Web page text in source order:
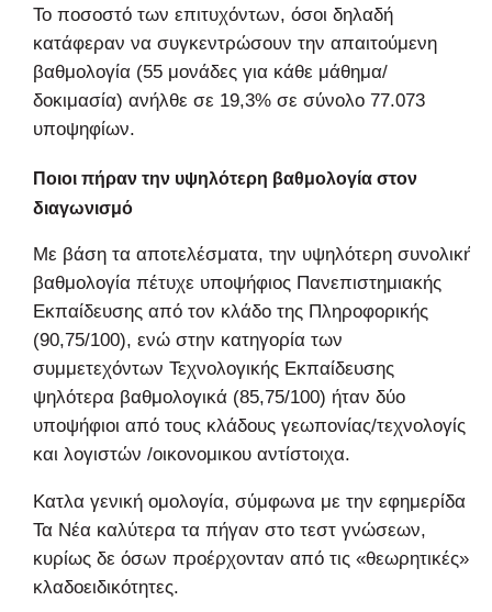
Το ποσοστό των επιτυχόντων, όσοι δηλαδή
κατάφεραν να συγκεντρώσουν την απαιτούμενη
βαθμολογία (55 μονάδες για κάθε μάθημα/
δοκιμασία) ανήλθε σε 19,3% σε σύνολο 77.073
υποψηφίων.
Ποιοι πήραν την υψηλότερη βαθμολογία στον
διαγωνισμό
Με βάση τα αποτελέσματα, την υψηλότερη συνολική
βαθμολογία πέτυχε υποψήφιος Πανεπιστημιακής
Εκπαίδευσης από τον κλάδο της Πληροφορικής
(90,75/100), ενώ στην κατηγορία των
συμμετεχόντων Τεχνολογικής Εκπαίδευσης
ψηλότερα βαθμολογικά (85,75/100) ήταν δύο
υποψήφιοι από τους κλάδους γεωπονίας/τεχνολογίς
και λογιστών /οικονομικου αντίστοιχα.
Κατλα γενική ομολογία, σύμφωνα με την εφημερίδα
Τα Νέα καλύτερα τα πήγαν στο τεστ γνώσεων,
κυρίως δε όσων προέρχονταν από τις «θεωρητικές»
κλαδοειδικότητες.